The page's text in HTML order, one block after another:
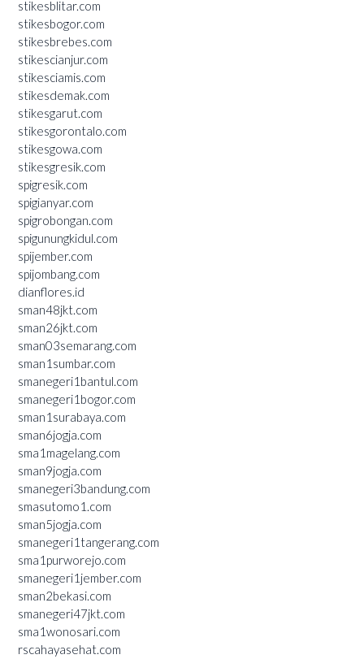
stikesblitar.com
stikesbogor.com
stikesbrebes.com
stikescianjur.com
stikesciamis.com
stikesdemak.com
stikesgarut.com
stikesgorontalo.com
stikesgowa.com
stikesgresik.com
spigresik.com
spigianyar.com
spigrobongan.com
spigunungkidul.com
spijember.com
spijombang.com
dianflores.id
sman48jkt.com
sman26jkt.com
sman03semarang.com
sman1sumbar.com
smanegeri1bantul.com
smanegeri1bogor.com
sman1surabaya.com
sman6jogja.com
sma1magelang.com
sman9jogja.com
smanegeri3bandung.com
smasutomo1.com
sman5jogja.com
smanegeri1tangerang.com
sma1purworejo.com
smanegeri1jember.com
sman2bekasi.com
smanegeri47jkt.com
sma1wonosari.com
rscahayasehat.com